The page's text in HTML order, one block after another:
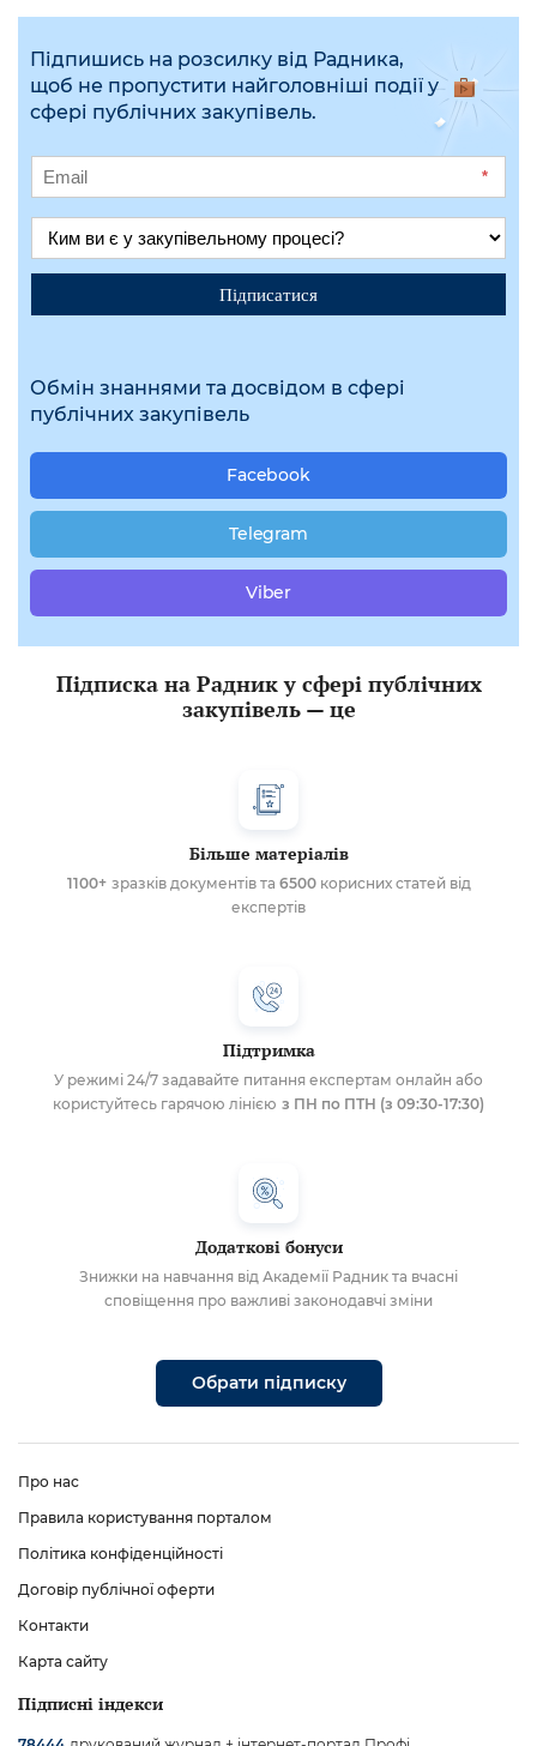
Підпишись на розсилку від Радника,
щоб не пропустити найголовніші події у
сфері публічних закупівель.
*
Підписатися
Обмін знаннями та досвідом в сфері
публічних закупівель
Facebook
Telegram
Viber
Підписка на Радник у сфері публічних
закупівель — це
Більше матеріалів
1100+ зразків документів та 6500корисних статей від
експертів
Підтримка
У режимі 24/7 задавайте питання експертам онлайн або
користуйтесь гарячою лінією з ПН по ПТН (з 09:30-17:30)
Додаткові бонуси
Знижки на навчання від Академії Радник та вчасні
сповіщення про важливі законодавчі зміни
Обрати підписку
Про нас
Правила користування порталом
Політика конфіденційності
Договір публічної оферти
Контакти
Карта сайту
Підписні індекси